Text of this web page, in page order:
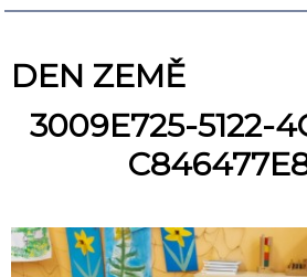
DEN ZEMĚ
3009E725-5122-